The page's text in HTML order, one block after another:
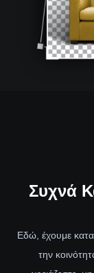
Συχνά
Εδώ, έχουμε
την